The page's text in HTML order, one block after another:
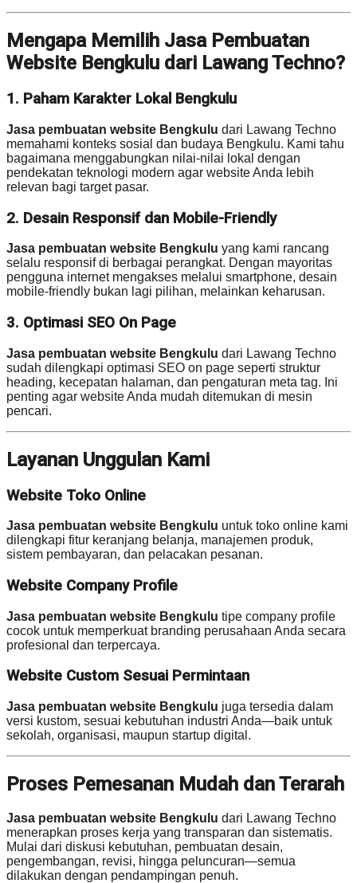
Mengapa Memilih Jasa Pembuatan
Website Bengkulu dari Lawang Techno?
1. Paham Karakter Lokal Bengkulu
Jasa pembuatan website Bengkulu dari Lawang Techno
memahami konteks sosial dan budaya Bengkulu. Kami tahu
bagaimana menggabungkan nilai-nilai lokal dengan
pendekatan teknologi modern agar website Anda lebih
relevan bagi target pasar.
2. Desain Responsif dan Mobile-Friendly
Jasa pembuatan website Bengkulu yang kami rancang
selalu responsif di berbagai perangkat. Dengan mayoritas
pengguna internet mengakses melalui smartphone, desain
mobile-friendly bukan lagi pilihan, melainkan keharusan.
3. Optimasi SEO On Page
Jasa pembuatan website Bengkulu dari Lawang Techno
sudah dilengkapi optimasi SEO on page seperti struktur
heading, kecepatan halaman, dan pengaturan meta tag. Ini
penting agar website Anda mudah ditemukan di mesin
pencari.
Layanan Unggulan Kami
Website Toko Online
Jasa pembuatan website Bengkulu untuk toko online kami
dilengkapi fitur keranjang belanja, manajemen produk,
sistem pembayaran, dan pelacakan pesanan.
Website Company Profile
Jasa pembuatan website Bengkulu tipe company profile
cocok untuk memperkuat branding perusahaan Anda secara
profesional dan terpercaya.
Website Custom Sesuai Permintaan
Jasa pembuatan website Bengkulu juga tersedia dalam
versi kustom, sesuai kebutuhan industri Anda—baik untuk
sekolah, organisasi, maupun startup digital.
Proses Pemesanan Mudah dan Terarah
Jasa pembuatan website Bengkulu dari Lawang Techno
menerapkan proses kerja yang transparan dan sistematis.
Mulai dari diskusi kebutuhan, pembuatan desain,
pengembangan, revisi, hingga peluncuran—semua
dilakukan dengan pendampingan penuh.